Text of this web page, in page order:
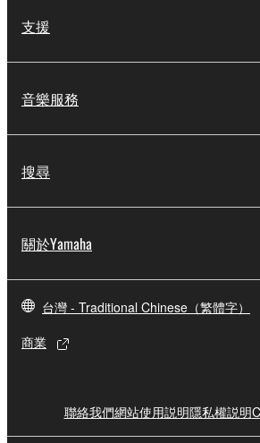
支援
音樂服務
搜尋
關於Yamaha
台灣 - Traditional Chinese（繁體字）
商業
聯絡我們網站使用説明隱私權説明